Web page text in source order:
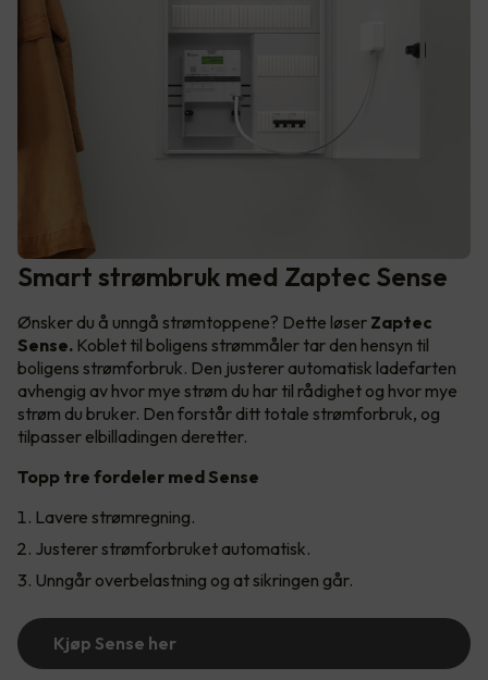
Smart strømbruk med Zaptec Sense
Ønsker du å unngå strømtoppene? Dette løser Zaptec
Sense. Koblet til boligens strømmåler tar den hensyn til
boligens strømforbruk. Den justerer automatisk ladefarten
avhengig av hvor mye strøm du har til rådighet og hvor mye
strøm du bruker. Den forstår ditt totale strømforbruk, og
tilpasser elbilladingen deretter.
Topp tre fordeler med Sense
Lavere strømregning.
Justerer strømforbruket automatisk.
Unngår overbelastning og at sikringen går.
Kjøp Sense her